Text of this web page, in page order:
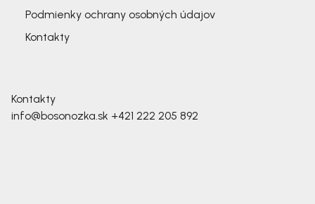
Podmienky ochrany osobných údajov
Kontakty
Kontakty
info@bosonozka.sk +421 222 205 892